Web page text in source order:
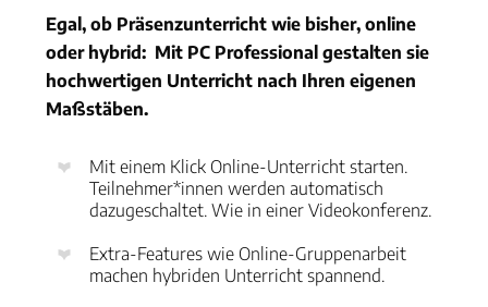
Egal, ob Präsenzunterricht wie bisher, online
oder hybrid: Mit PC Professional gestalten sie
hochwertigen Unterricht nach Ihren eigenen
Maßstäben.
Mit einem Klick Online-Unterricht starten.
Teilnehmer*innen werden automatisch
dazugeschaltet. Wie in einer Videokonferenz.
Extra-Features wie Online-Gruppenarbeit
machen hybriden Unterricht spannend.